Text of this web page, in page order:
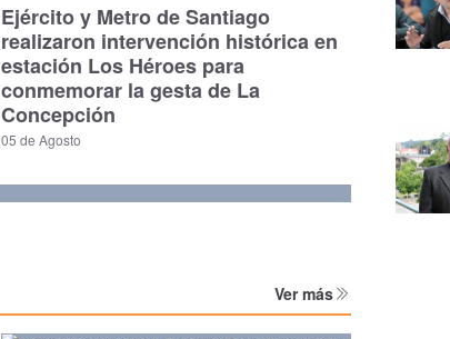
Ejército y Metro de Santiago
realizaron intervención histórica en
estación Los Héroes para
conmemorar la gesta de La
Concepción
05 de Agosto
Ver más